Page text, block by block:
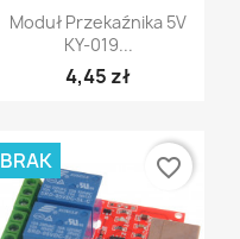
Szybki podgląd
Moduł Przekaźnika 5V
KY-019...
4,45 zł
BRAK favorite_border